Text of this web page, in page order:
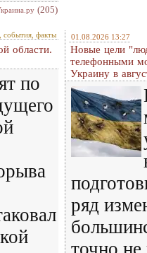
(205)
события, факты
области.
по
01.08.2026 13:27
Новые цели
телефонными
Украину в
ряд
точно не